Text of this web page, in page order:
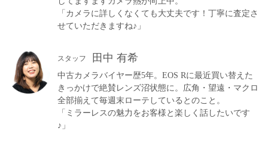
「カメラに詳しくなくても大丈夫です！丁寧に査定さ
せていただきますね♪」
スタッフ 田中 有希
中古カメラバイヤー歴5年。EOS Rに最近買い替えた
きっかけで絶賛レンズ沼状態に。広角・望遠・マクロ
全部揃えて毎週末ローテしているとのこと。
「ミラーレスの魅力をお客様と楽しく話したいです
♪」